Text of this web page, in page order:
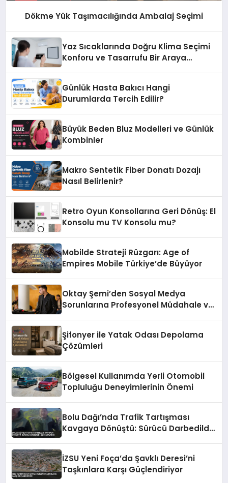
Dökme Yük Taşımacılığında Ambalaj Seçimi
Yaz Sıcaklarında Doğru Klima Seçimi
Konforu ve Tasarrufu Bir Araya
Günlük Hasta Bakıcı Hangi
Durumlarda Tercih Edilir?
Büyük Beden Bluz Modelleri ve Günlük
Kombinler
Makro Sentetik Fiber Donatı Dozajı
Nasıl Belirlenir?
Retro Oyun Konsollarına Geri Dönüş: El
Konsolu mu TV Konsolu mu?
Mobilde Strateji Rüzgarı: Age of
Empires Mobile Türkiye’de Büyüyor
Oktay Şemi’den Sosyal Medya
Sorunlarına Profesyonel Müdahale ve
Şifonyer ile Yatak Odası Depolama
Çözümleri
Bölgesel Kullanımda Yerli Otomobil
Topluluğu Deneyimlerinin Önemi
Bolu Dağı’nda Trafik Tartışması
Kavgaya Dönüştü: Sürücü Darbedildi,
İZSU Yeni Foça’da Şavklı Deresi’ni
Taşkınlara Karşı Güçlendiriyor